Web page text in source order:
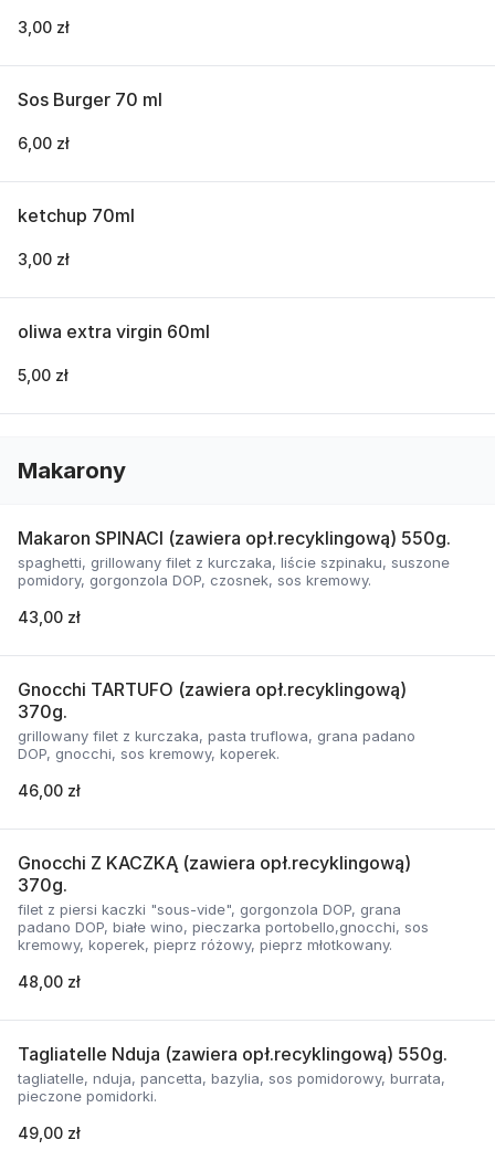
3,00 zł
Sos Burger 70 ml
6,00 zł
ketchup 70ml
3,00 zł
oliwa extra virgin 60ml
5,00 zł
Makarony
Makaron SPINACI (zawiera opł.recyklingową) 550g.
spaghetti, grillowany filet z kurczaka, liście szpinaku, suszone
pomidory, gorgonzola DOP, czosnek, sos kremowy.
43,00 zł
Gnocchi TARTUFO (zawiera opł.recyklingową)
370g.
grillowany filet z kurczaka, pasta truflowa, grana padano
DOP, gnocchi, sos kremowy, koperek.
46,00 zł
Gnocchi Z KACZKĄ (zawiera opł.recyklingową)
370g.
filet z piersi kaczki "sous-vide", gorgonzola DOP, grana
padano DOP, białe wino, pieczarka portobello,gnocchi, sos
kremowy, koperek, pieprz różowy, pieprz młotkowany.
48,00 zł
Tagliatelle Nduja (zawiera opł.recyklingową) 550g.
tagliatelle, nduja, pancetta, bazylia, sos pomidorowy, burrata,
pieczone pomidorki.
49,00 zł